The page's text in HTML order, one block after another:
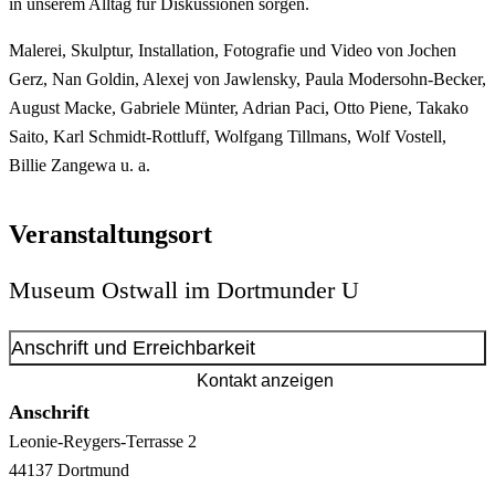
Malerei, Skulptur, Installation, Fotografie und Video von Jochen
Gerz, Nan Goldin, Alexej von Jawlensky, Paula Modersohn-Becker,
August Macke, Gabriele Münter, Adrian Paci, Otto Piene, Takako
Saito, Karl Schmidt-Rottluff, Wolfgang Tillmans, Wolf Vostell,
Billie Zangewa u. a.
Veranstaltungsort
Museum Ostwall im Dortmunder U
Anschrift und Erreichbarkeit
Kontakt anzeigen
Anschrift
Leonie-Reygers-Terrasse 2
44137 Dortmund